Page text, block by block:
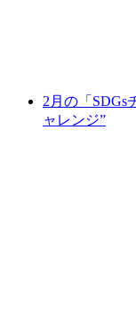
2月の「SDGs
ャレンジ”